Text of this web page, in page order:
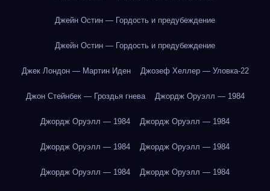
Джейн Остин — Гордость и предубеждение
Джейн Остин — Гордость и предубеждение
Джек Лондон — Мартин Иден Джозеф Хеллер — Уловка-22
Джон Стейнбек — Гроздья гнева Джордж Оруэлл — 1984
Джордж Оруэлл — 1984 Джордж Оруэлл — 1984
Джордж Оруэлл — 1984 Джордж Оруэлл — 1984
Джордж Оруэлл — 1984 Джордж Оруэлл — 1984